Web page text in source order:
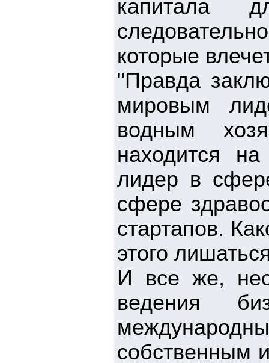
капитала
которые
"Правда
мировым
водным
находится
лидер в
сфере
стартапов.
этого
И все же,
ведения
собственным